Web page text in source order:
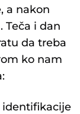
a nakon
Teča i dan
da treba
ko nam
identifikacije